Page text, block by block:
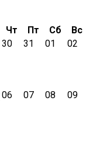
Чт Пт Сб
Вс
30 31 01 02
06 07 08 09